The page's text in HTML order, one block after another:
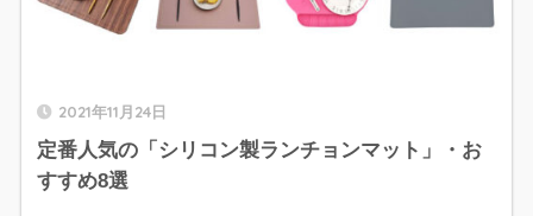
2021年11月24日
定番人気の「シリコン製ランチョンマット」・お
すすめ8選